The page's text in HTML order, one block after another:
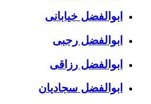
ابوالفضل خیابانی
ابوالفضل رجبی
ابوالفضل رزاقی
ابوالفضل سجادیان